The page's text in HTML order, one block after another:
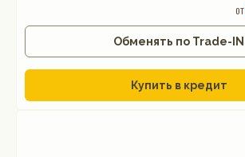
от
Обменять по Trade-IN
Купить в кредит